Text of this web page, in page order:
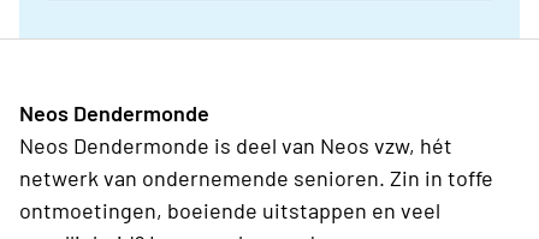
Neos Dendermonde
Neos Dendermonde is deel van Neos vzw, hét
netwerk van ondernemende senioren. Zin in toffe
ontmoetingen, boeiende uitstappen en veel